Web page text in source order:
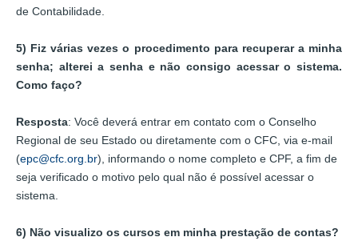
de Contabilidade.
5) Fiz várias vezes o procedimento para recuperar a minha
senha; alterei a senha e não consigo acessar o sistema.
Como faço?
Resposta: Você deverá entrar em contato com o Conselho
Regional de seu Estado ou diretamente com o CFC, via e-mail
(epc@cfc.org.br), informando o nome completo e CPF, a fim de
seja verificado o motivo pelo qual não é possível acessar o
sistema.
6) Não visualizo os cursos em minha prestação de contas?